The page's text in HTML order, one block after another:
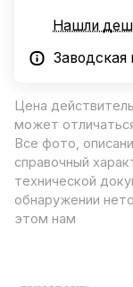
Нашли
Заводская
Цена
может
Все фото,
справочный
технической
обнаружении
этом нам